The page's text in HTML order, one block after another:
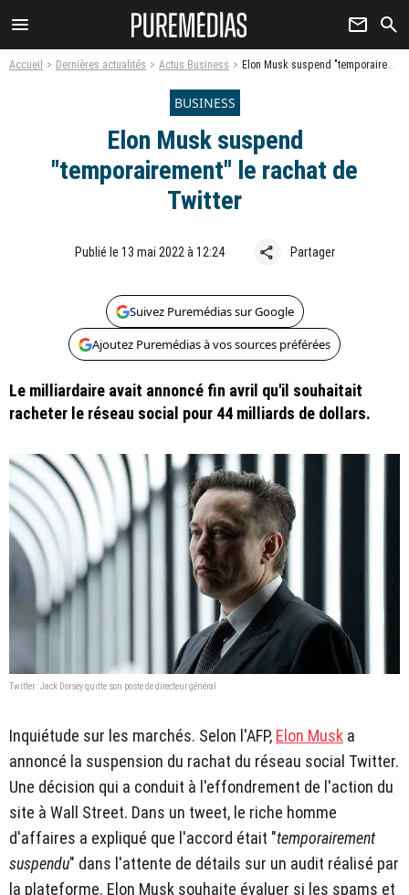
menu newsletter search
Accueil Dernières actualités Actus Business Elon Musk suspend "temporairement" le rachat de Twitter
BUSINESS
Elon Musk suspend
"temporairement" le rachat de
Twitter
Publié le 13 mai 2022 à 12:24 share Partager
Suivez Puremédias sur Google
Ajoutez Puremédias à vos sources préférées
Le milliardaire avait annoncé fin avril qu'il souhaitait
racheter le réseau social pour 44 milliards de dollars.
Twitter : Jack Dorsey quitte son poste de directeur général
Inquiétude sur les marchés. Selon l'AFP, Elon Musk a
annoncé la suspension du rachat du réseau social Twitter.
Une décision qui a conduit à l'effondrement de l'action du
site à Wall Street. Dans un tweet, le riche homme
d'affaires a expliqué que l'accord était "temporairement
suspendu" dans l'attente de détails sur un audit réalisé par
la plateforme. Elon Musk souhaite évaluer si les spams et